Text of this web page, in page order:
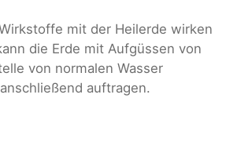
mit der Heilerde wirken
die Erde mit Aufgüssen von
von normalen Wasser
auftragen.